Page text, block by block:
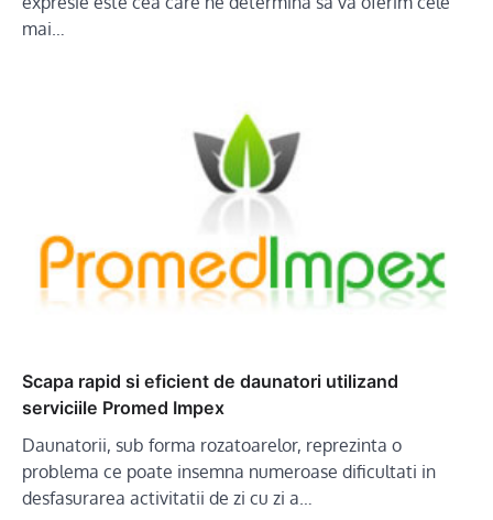
mai…
Scapa rapid si eficient de daunatori utilizand
serviciile Promed Impex
Daunatorii, sub forma rozatoarelor, reprezinta o
problema ce poate insemna numeroase dificultati in
desfasurarea activitatii de zi cu zi a…